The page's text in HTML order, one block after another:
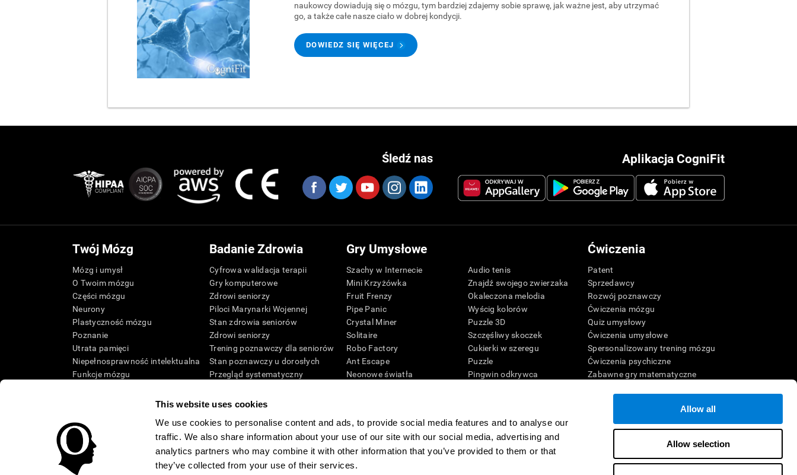
This website uses cookies
We use cookies to personalise content and ads, to provide social media features and to analyse our
traffic. We also share information about your use of our site with our social media, advertising and
analytics partners who may combine it with other information that you’ve provided to them or that
they’ve collected from your use of their services.
Allow all
Allow selection
naukowcy dowiadują się o mózgu, tym bardziej zdajemy sobie sprawę, jak ważne jest, aby utrzymać
go, a także całe nasze ciało w dobrej kondycji.
DOWIEDZ SIĘ WIĘCEJ
Aplikacja CogniFit
Śledź nas
Twój Mózg
Mózg i umysł
O Twoim mózgu
Części mózgu
Neurony
Plastyczność mózgu
Poznanie
Utrata pamięci
Niepełnosprawność intelektualna
Funkcje mózgu
Badanie Zdrowia
Cyfrowa walidacja terapii
Gry komputerowe
Zdrowi seniorzy
Piloci Marynarki Wojennej
Stan zdrowia seniorów
Zdrowi seniorzy
Trening poznawczy dla seniorów
Stan poznawczy u dorosłych
Przegląd systematyczny
Gry Umysłowe
Szachy w Internecie
Mini Krzyżówka
Fruit Frenzy
Pipe Panic
Crystal Miner
Solitaire
Robo Factory
Ant Escape
Neonowe światła
Space Rescue
Matematyczne szaleństwo
Wyścig kulek
Audio tenis
Znajdź swojego zwierzaka
Okaleczona melodia
Wyścig kolorów
Puzzle 3D
Szczęśliwy skoczek
Cukierki w szeregu
Puzzle
Pingwin odkrywca
sprawnościowe
Gry pamięciowe online
Gry umysłowe
Ćwiczenia
Patent
Sprzedawcy
Rozwój poznawczy
Ćwiczenia mózgu
Quiz umysłowy
Ćwiczenia umysłowe
Spersonalizowany trening mózgu
Ćwiczenia psychiczne
Zabawne gry matematyczne
Test IQ